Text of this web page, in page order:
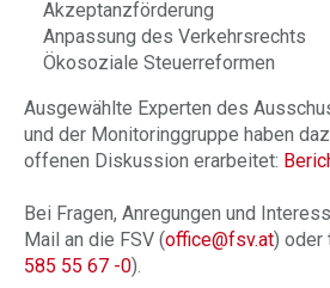
Akzeptanzförderung
Anpassung des Verkehrsrechts
Ökosoziale Steuerreformen
Ausgewählte Experten des
und der Monitoringgruppe haben
offenen Diskussion erarbeitet:
Bei Fragen, Anregungen und
Mail an die FSV (office@fsv.at) oder
585 55 67 -0).